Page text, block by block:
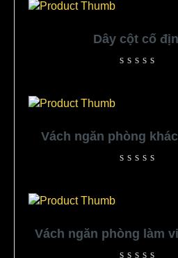
Dây cột cố
Vách ngăn phòng
Vách ngăn phòng làm